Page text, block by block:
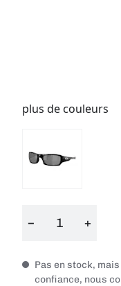
plus de couleurs
− +
Pas en stock,
confiance, nous